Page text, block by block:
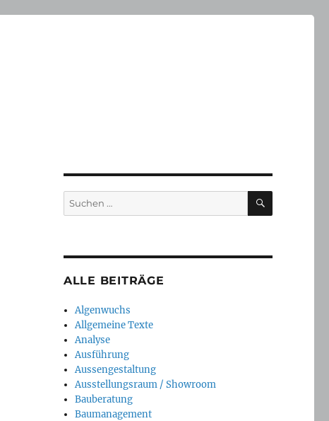
Suchen
nach:
SUCHEN
ALLE BEITRÄGE
Algenwuchs
Allgemeine Texte
Analyse
Ausführung
Aussengestaltung
Ausstellungsraum / Showroom
Bauberatung
Baumanagement